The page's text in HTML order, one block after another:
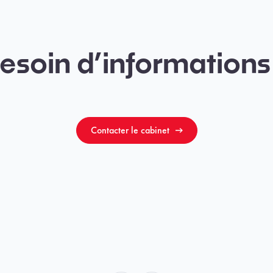
Contacter le cabinet